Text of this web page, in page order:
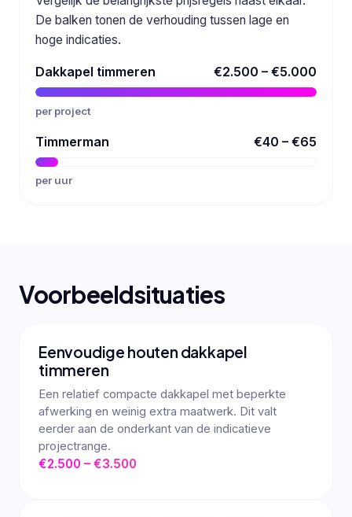
De balken tonen de verhouding tussen lage en
hoge indicaties.
Dakkapel timmeren €2.500 – €5.000
per project
Timmerman €40 – €65
per uur
Voorbeeldsituaties
Eenvoudige houten dakkapel
timmeren
Een relatief compacte dakkapel met beperkte
afwerking en weinig extra maatwerk. Dit valt
eerder aan de onderkant van de indicatieve
projectrange.
€2.500 – €3.500